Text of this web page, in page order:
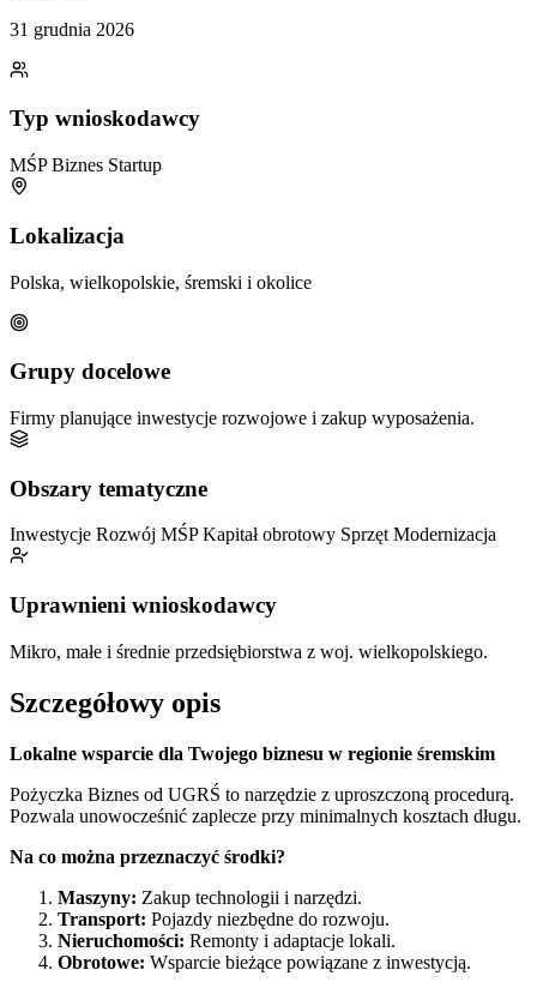
31 grudnia 2026
Typ wnioskodawcy
MŚPBiznes Startup
Lokalizacja
Polska, wielkopolskie, śremski i okolice
Grupy docelowe
Firmy planujące inwestycje rozwojowe i zakup wyposażenia.
Obszary tematyczne
Inwestycje Rozwój MŚPKapitał obrotowy SprzętModernizacja
Uprawnieni wnioskodawcy
Mikro, małe i średnie przedsiębiorstwa z woj. wielkopolskiego.
Szczegółowy opis
Lokalne wsparcie dla Twojego biznesu w regionie śremskim
Pożyczka Biznes od UGRŚ to narzędzie z uproszczoną procedurą.
Pozwala unowocześnić zaplecze przy minimalnych kosztach długu.
Na co można przeznaczyć środki?
Maszyny: Zakup technologii i narzędzi.
Transport: Pojazdy niezbędne do rozwoju.
Nieruchomości: Remonty i adaptacje lokali.
Obrotowe: Wsparcie bieżące powiązane z inwestycją.